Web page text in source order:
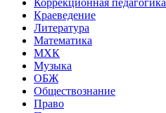
Краеведение
Литература
Математика
МХК
Музыка
ОБЖ
Обществознание
Право